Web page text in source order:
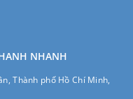
NHANH
Thành phố Hồ Chí Minh,